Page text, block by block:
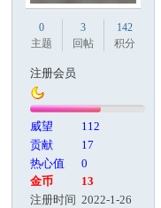
0
主题
3
回帖
142
积分
注册会员
威望
112
贡献
17
热心值
0
金币
13
注册时间 2022-1-26